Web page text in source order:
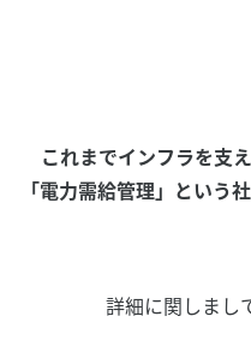
これまでインフラを支
「電力需給管理」という
詳細に関しまし